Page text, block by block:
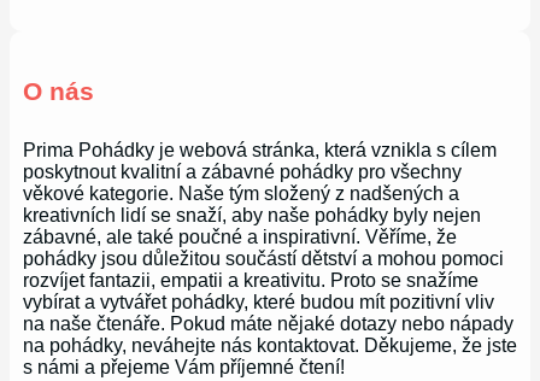
O nás
Prima Pohádky je webová stránka, která vznikla s cílem
poskytnout kvalitní a zábavné pohádky pro všechny
věkové kategorie. Naše tým složený z nadšených a
kreativních lidí se snaží, aby naše pohádky byly nejen
zábavné, ale také poučné a inspirativní. Věříme, že
pohádky jsou důležitou součástí dětství a mohou pomoci
rozvíjet fantazii, empatii a kreativitu. Proto se snažíme
vybírat a vytvářet pohádky, které budou mít pozitivní vliv
na naše čtenáře. Pokud máte nějaké dotazy nebo nápady
na pohádky, neváhejte nás kontaktovat. Děkujeme, že jste
s námi a přejeme Vám příjemné čtení!